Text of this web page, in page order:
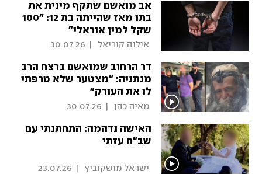
אב מואשם שתקף מינית את
בתו מאז שהייתה בת 12: "100
שקל למין אוראלי"
אילנה קוריאל 30.07.26
דר הרחוב שמואשם ברצח הרב
מנתניה: "מצטער שלא טרפתי
לו את העורק"
מאיה כהן 30.07.26
האישה נדהמה: התחתנתי עם
שב"ח עזתי
ישראל מושקוביץ 23.07.26